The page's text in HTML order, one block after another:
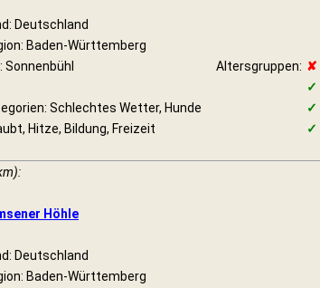
Deutschland
Baden-Württemberg
Sonnenbühl
Schlechtes Wetter, Hunde
Hitze, Bildung, Freizeit
Altersgruppen: ✘
✓
✓
✓
Höhle
Deutschland
Baden-Württemberg